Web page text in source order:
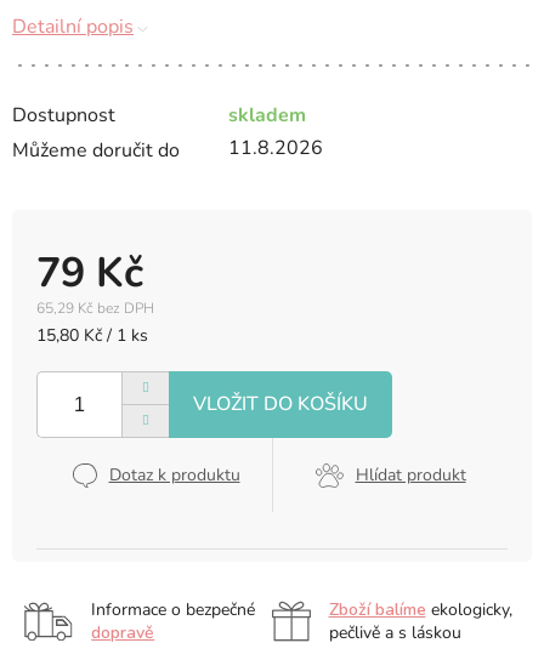
Dostupnost
skladem
Můžeme doručit do
11.8.2026
79 Kč
65,29 Kč bez DPH
Měrná
15,80 Kč / 1 ks
Dotaz k produktu Hlídat produkt
Detailní popis
Informace o bezpečné
dopravě
Zboží balíme ekologicky,
pečlivě a s láskou